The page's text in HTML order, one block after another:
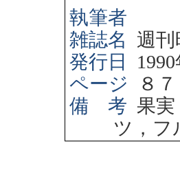
執筆者
雑誌名
週刊
発行日
1990
ページ
８７
備 考 果
ツ，フ